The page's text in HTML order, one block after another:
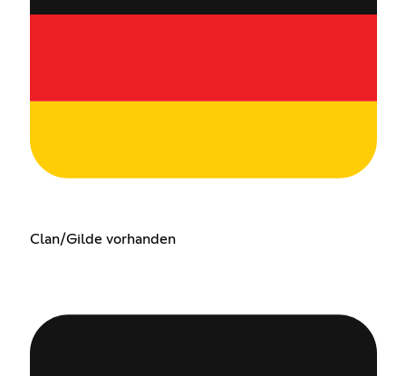
Clan/Gilde vorhanden